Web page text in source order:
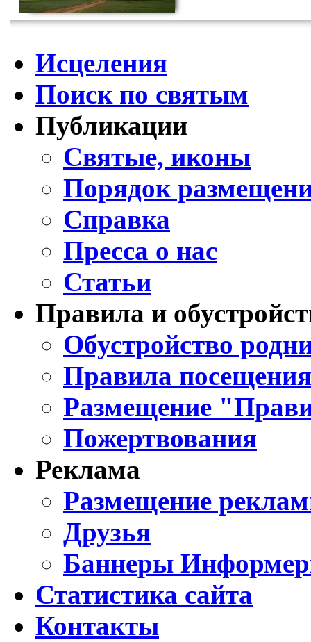
Исцеления
Поиск по святым
Публикации
Святые, иконы
Порядок
Справка
Пресса о нас
Статьи
Правила и
Обустройство
Правила
Размещение
Пожертвования
Реклама
Размещение
Друзья
Баннеры
Статистика сайта
Контакты